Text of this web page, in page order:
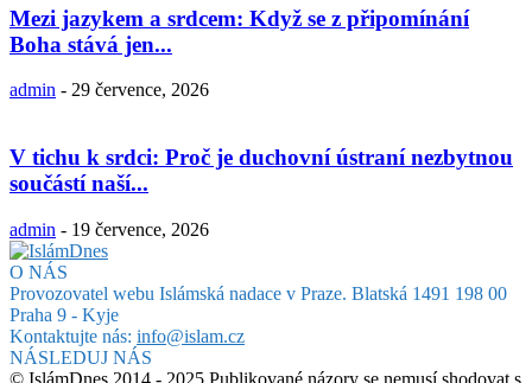
Mezi jazykem a srdcem: Když se z připomínání
Boha stává jen...
admin - 29 července, 2026
V tichu k srdci: Proč je duchovní ústraní nezbytnou
součástí naší...
admin - 19 července, 2026
O NÁS
Provozovatel webu Islámská nadace v Praze. Blatská 1491 198 00
Praha 9 - Kyje
Kontaktujte nás: info@islam.cz
NÁSLEDUJ NÁS
© IslámDnes 2014 - 2025 Publikované názory se nemusí shodovat s